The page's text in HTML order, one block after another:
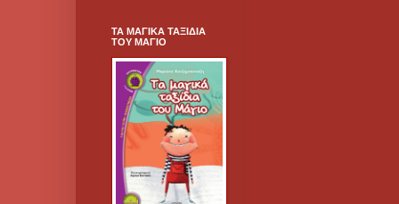
ΤΑ ΜΑΓΙΚΑ ΤΑΞΙΔΙΑ
ΤΟΥ ΜΑΓΙΟ